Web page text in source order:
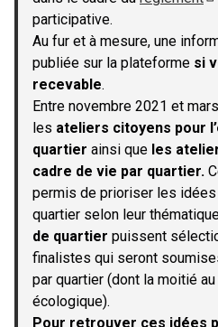
participative.
Au fur et à mesure, une
publiée sur la plateforme si
recevable.
Entre novembre 2021 et
les ateliers citoyens pour
quartier ainsi que les
cadre de vie par quartier.
permis de prioriser les
quartier selon leur
de quartier puissent
finalistes qui seront
par quartier (dont la moitié
écologique).
Pour retrouver ces idées